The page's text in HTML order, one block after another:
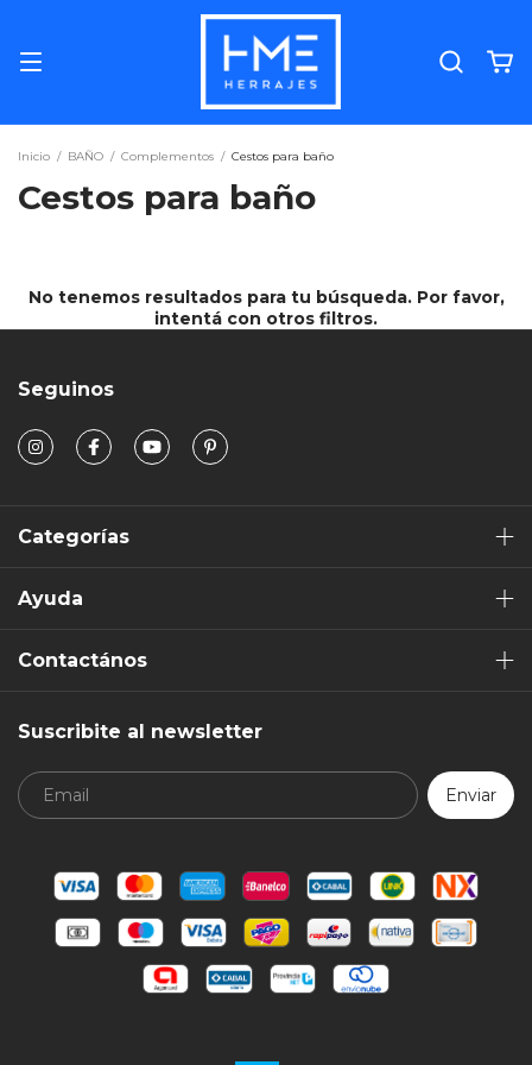
Inicio / BAÑO / Complementos / Cestos para baño
Cestos para baño
No tenemos resultados para tu búsqueda. Por favor,
intentá con otros filtros.
Seguinos
Categorías
Ayuda
Contactános
Suscribite al newsletter